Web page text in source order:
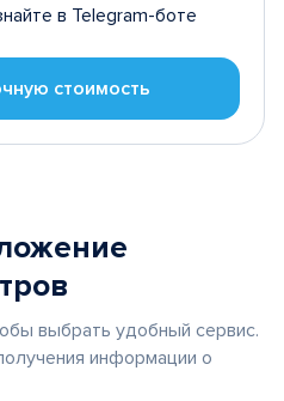
в Telegram-боте
стоимость
выбрать удобный сервис.
информации о